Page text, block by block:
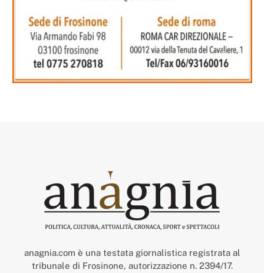
anagnia.com è una testata giornalistica registrata al
tribunale di Frosinone, autorizzazione n. 2394/17.